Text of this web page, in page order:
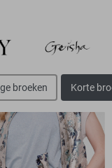
broeken Korte